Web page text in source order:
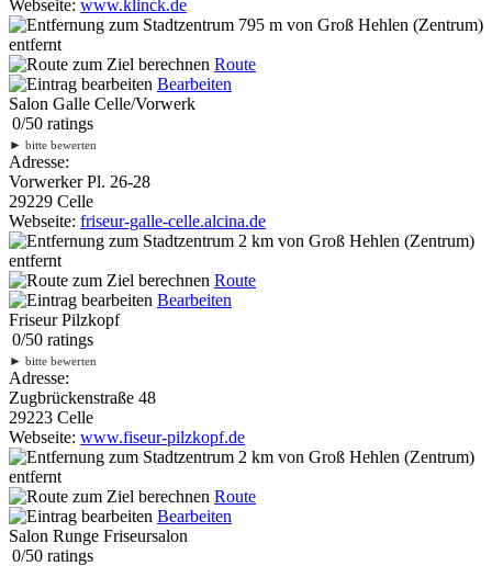
Webseite: www.klinck.de
795 m von Groß Hehlen (Zentrum)
entfernt
Route
Bearbeiten
Salon Galle Celle/Vorwerk
0/50 ratings
► bitte bewerten
Adresse:
Vorwerker Pl. 26-28
29229 Celle
Webseite: friseur-galle-celle.alcina.de
2 km von Groß Hehlen (Zentrum)
entfernt
Route
Bearbeiten
Friseur Pilzkopf
0/50 ratings
► bitte bewerten
Adresse:
Zugbrückenstraße 48
29223 Celle
Webseite: www.fiseur-pilzkopf.de
2 km von Groß Hehlen (Zentrum)
entfernt
Route
Bearbeiten
Salon Runge Friseursalon
0/50 ratings